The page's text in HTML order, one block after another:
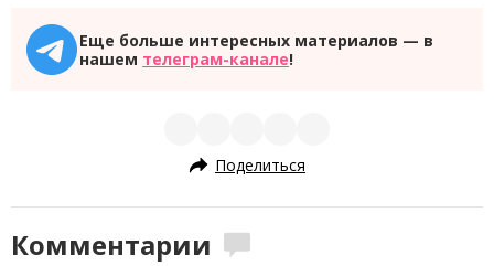
Еще больше интересных материалов — в
нашем телеграм-канале!
Поделиться
Комментарии